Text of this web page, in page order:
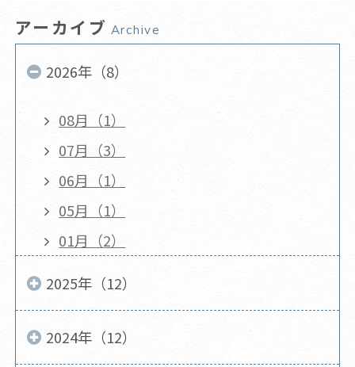
アーカイブ Archive
2026年（8）
08月（1）
07月（3）
06月（1）
05月（1）
01月（2）
2025年（12）
2024年（12）